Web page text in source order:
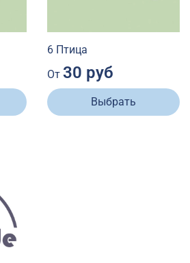
6 Птица
От 30 руб
Выбрать